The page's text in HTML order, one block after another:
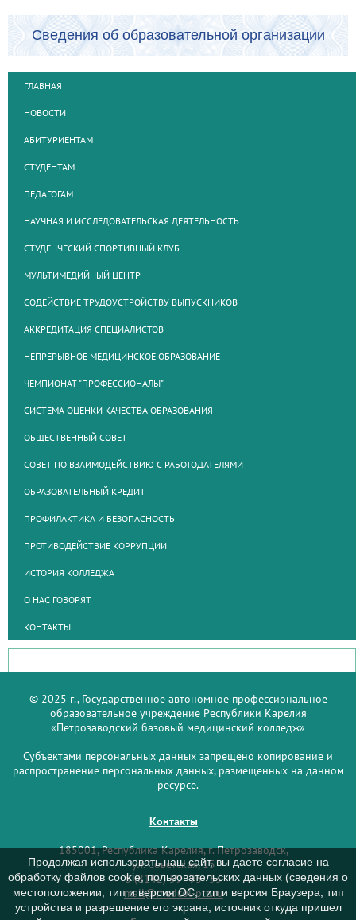
Сведения об образовательной организации
ГЛАВНАЯ
НОВОСТИ
АБИТУРИЕНТАМ
СТУДЕНТАМ
ПЕДАГОГАМ
НАУЧНАЯ И ИССЛЕДОВАТЕЛЬСКАЯ ДЕЯТЕЛЬНОСТЬ
СТУДЕНЧЕСКИЙ СПОРТИВНЫЙ КЛУБ
МУЛЬТИМЕДИЙНЫЙ ЦЕНТР
СОДЕЙСТВИЕ ТРУДОУСТРОЙСТВУ ВЫПУСКНИКОВ
АККРЕДИТАЦИЯ СПЕЦИАЛИСТОВ
НЕПРЕРЫВНОЕ МЕДИЦИНСКОЕ ОБРАЗОВАНИЕ
ЧЕМПИОНАТ "ПРОФЕССИОНАЛЫ"
СИСТЕМА ОЦЕНКИ КАЧЕСТВА ОБРАЗОВАНИЯ
ОБЩЕСТВЕННЫЙ СОВЕТ
СОВЕТ ПО ВЗАИМОДЕЙСТВИЮ С РАБОТОДАТЕЛЯМИ
ОБРАЗОВАТЕЛЬНЫЙ КРЕДИТ
ПРОФИЛАКТИКА И БЕЗОПАСНОСТЬ
ПРОТИВОДЕЙСТВИЕ КОРРУПЦИИ
ИСТОРИЯ КОЛЛЕДЖА
О НАС ГОВОРЯТ
КОНТАКТЫ
© 2025 г., Государственное автономное профессиональное
образовательное учреждение Республики Карелия
«Петрозаводский базовый медицинский колледж»
Субъектами персональных данных запрещено копирование и
распространение персональных данных, размещенных на данном
ресурсе.
Контакты
185001, Республика Карелия, г. Петрозаводск,
ул. Советская, 15
8 (8142) 59–93–33
mail@medcol-ptz.ru
Продолжая использовать наш сайт, вы даете согласие на
обработку файлов cookie, пользовательских данных (сведения о
местоположении; тип и версия ОС; тип и версия Браузера; тип
устройства и разрешение его экрана; источник откуда пришел